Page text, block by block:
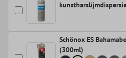
Schönox ES
(300ml)